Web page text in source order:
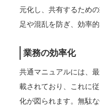
元化し、共有するため
足や混乱を防ぎ、効率
業務の効率化
共通マニュアルには、
載されており、これに
化が図られます。無駄